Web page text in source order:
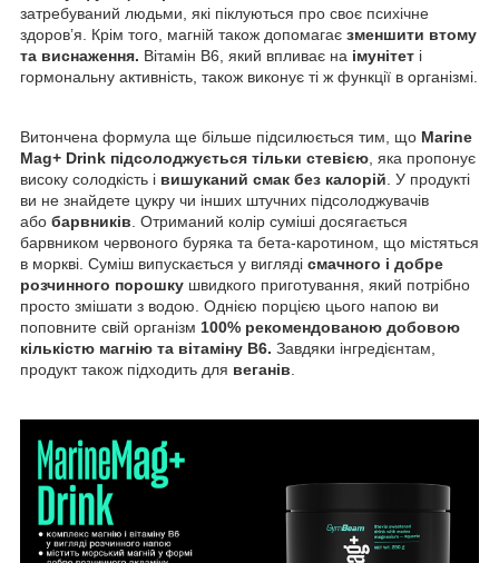
затребуваний людьми, які піклуються про своє психічне
здоров’я. Крім того, магній також допомагає зменшити втому
та виснаження. Вітамін В6, який впливає на імунітет і
гормональну активність, також виконує ті ж функції в організмі.
Витончена формула ще більше підсилюється тим, що Marine
Mag+ Drink підсолоджується тільки стевією , яка пропонує
високу солодкість і вишуканий смак без калорій . У продукті
ви не знайдете цукру чи інших штучних підсолоджувачів
або барвників . Отриманий колір суміші досягається
барвником червоного буряка та бета-каротином, що містяться
в моркві. Суміш випускається у вигляді смачного і добре
розчинного порошку швидкого приготування, який потрібно
просто змішати з водою. Однією порцією цього напою ви
поповните свій організм 100% рекомендованою добовою
кількістю магнію та вітаміну В6. Завдяки інгредієнтам,
продукт також підходить для веганів